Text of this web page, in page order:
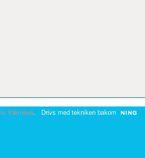
Værnéus . Drivs med tekniken bakom